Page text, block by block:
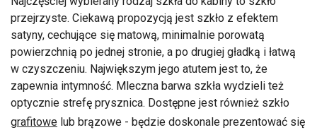
przejrzyste. Ciekawą propozycją jest szkło z efektem
satyny, cechujące się matową, minimalnie porowatą
powierzchnią po jednej stronie, a po drugiej gładką i łatwą
w czyszczeniu. Największym jego atutem jest to, że
zapewnia intymność. Mleczna barwa szkła wydzieli też
optycznie strefę prysznica. Dostępne jest również szkło
grafitowe lub brązowe - będzie doskonale prezentować się